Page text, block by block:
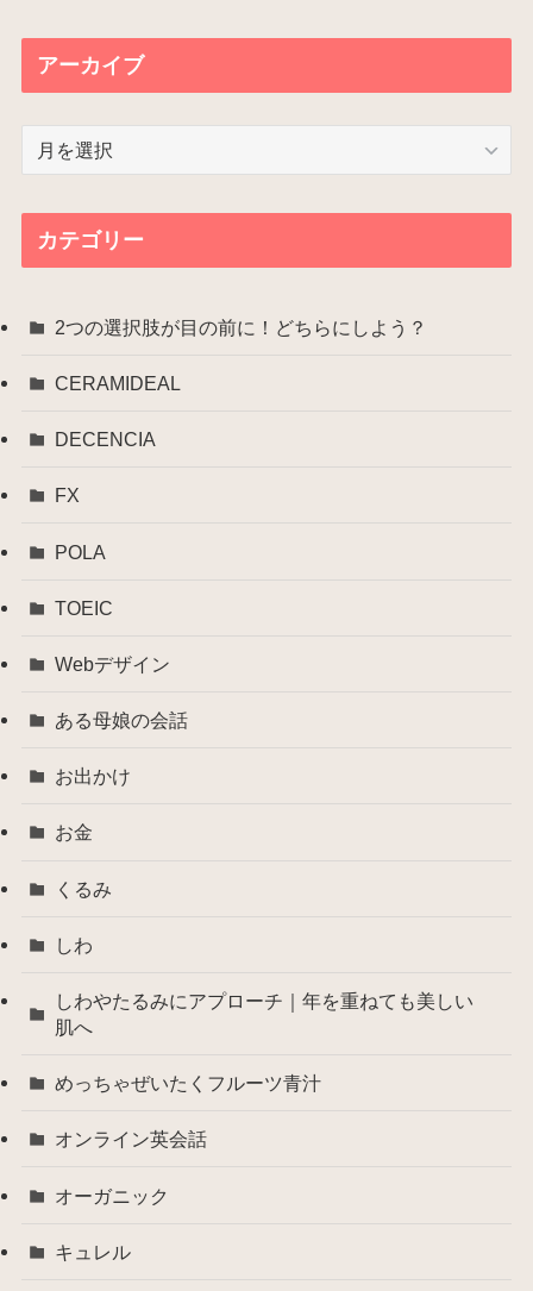
アーカイブ
カテゴリー
2つの選択肢が目の前に！どちらにしよう？
CERAMIDEAL
DECENCIA
FX
POLA
TOEIC
Webデザイン
ある母娘の会話
お出かけ
お金
くるみ
しわ
しわやたるみにアプローチ｜年を重ねても美しい
肌へ
めっちゃぜいたくフルーツ青汁
オンライン英会話
オーガニック
キュレル